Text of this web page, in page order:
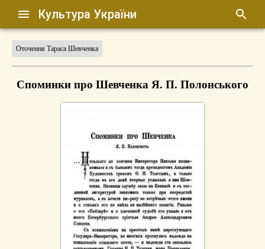
Культура України
Оточення Тараса Шевченка
Споминки про Шевченка Я. П. Полонського